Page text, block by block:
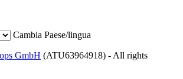
Cambia Paese/lingua
GmbH (ATU63964918) - All rights